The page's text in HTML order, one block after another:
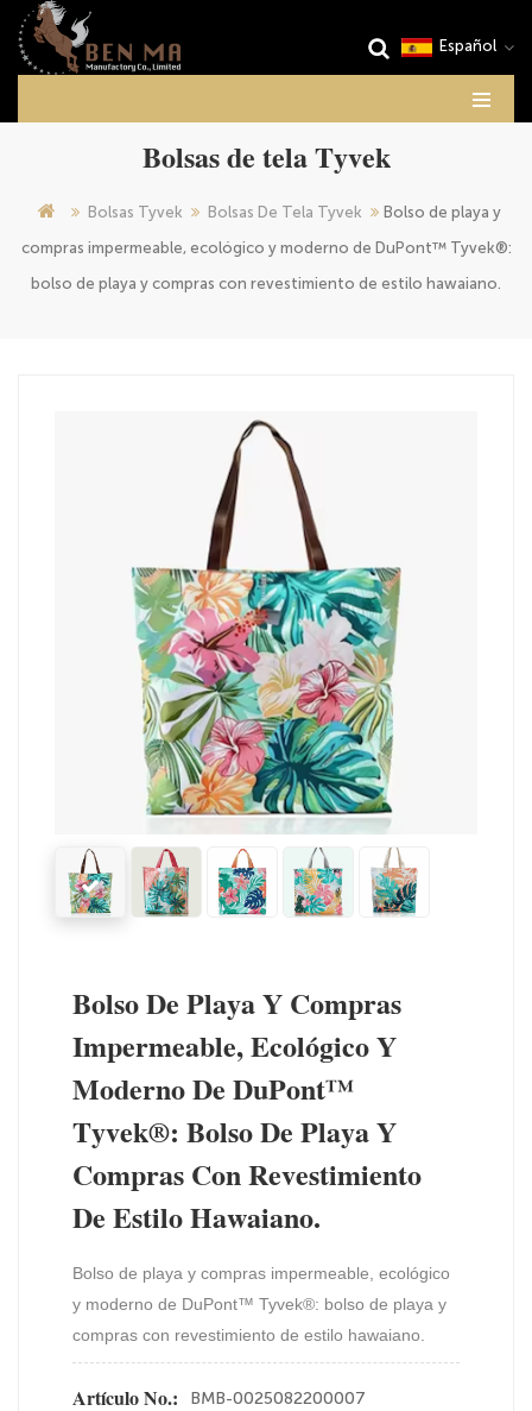
Español
Bolsas de tela Tyvek
Bolsas Tyvek Bolsas De Tela Tyvek
Bolso de playa y
compras impermeable, ecológico y moderno de DuPont™ Tyvek®:
bolso de playa y compras con revestimiento de estilo hawaiano.
Bolso De Playa Y Compras
Impermeable, Ecológico Y
Moderno De DuPont™
Tyvek®: Bolso De Playa Y
Compras Con Revestimiento
De Estilo Hawaiano.
Bolso de playa y compras impermeable, ecológico
y moderno de DuPont™ Tyvek®: bolso de playa y
compras con revestimiento de estilo hawaiano.
Artículo No.:
BMB-0025082200007